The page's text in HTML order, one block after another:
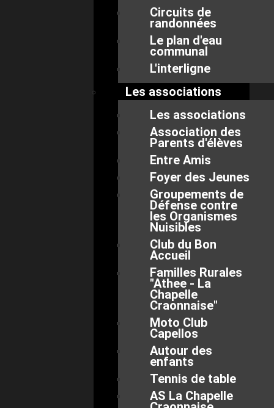
Circuits de
randonnées
Le plan d'eau
communal
L'interligne
Les associations
Les associations
Association des
Parents d'élèves
Entre Amis
Foyer des Jeunes
Groupements de
Défense contre
les Organismes
Nuisibles
Club du Bon
Accueil
Familles Rurales
"Athee - La
Chapelle
Craonnaise"
Moto Club
Capellos
Autour des
enfants
Tennis de table
AS La Chapelle